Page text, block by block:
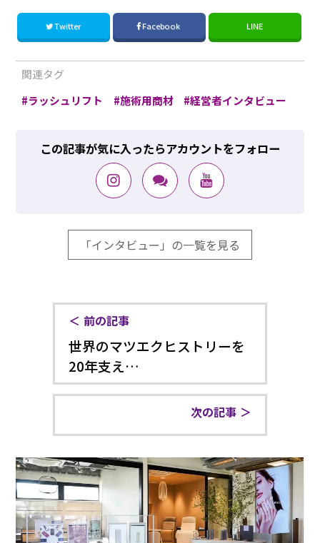
Twitter Facebook LINE
関連タグ
ラッシュリフト
施術用商材 経営者インタビュー
この記事が気に入ったらアカウントをフォロー
「インタビュー」の一覧を見る
前の記事
世界のマツエクヒストリーを
20年支え…
次の記事